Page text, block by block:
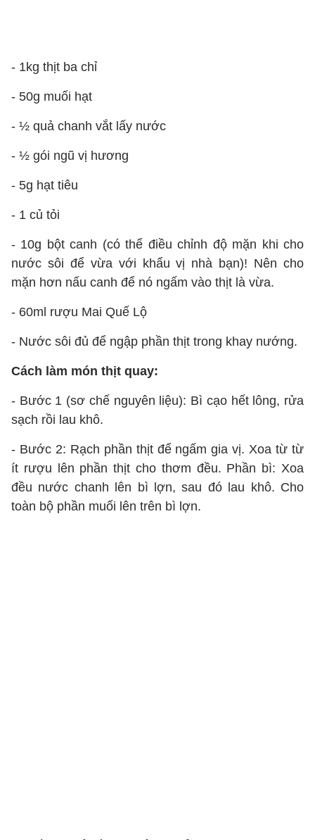
- 1kg thịt ba chỉ
- 50g muối hạt
- ½ quả chanh vắt lấy nước
- ½ gói ngũ vị hương
- 5g hạt tiêu
- 1 củ tỏi
- 10g bột canh (có thể điều chỉnh độ mặn khi cho
nước sôi để vừa với khẩu vị nhà bạn)! Nên cho
mặn hơn nấu canh để nó ngấm vào thịt là vừa.
- 60ml rượu Mai Quế Lộ
- Nước sôi đủ để ngập phần thịt trong khay nướng.
Cách làm món thịt quay:
- Bước 1 (sơ chế nguyên liệu): Bì cạo hết lông, rửa
sạch rồi lau khô.
- Bước 2: Rạch phần thịt để ngấm gia vị. Xoa từ từ
ít rượu lên phần thịt cho thơm đều. Phần bì: Xoa
đều nước chanh lên bì lợn, sau đó lau khô. Cho
toàn bộ phần muối lên trên bì lợn.